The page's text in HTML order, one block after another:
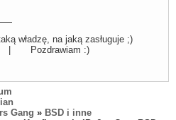
władzę, na jaką zasługuje ;)
| Pozdrawiam :)
Gang » BSD i inne